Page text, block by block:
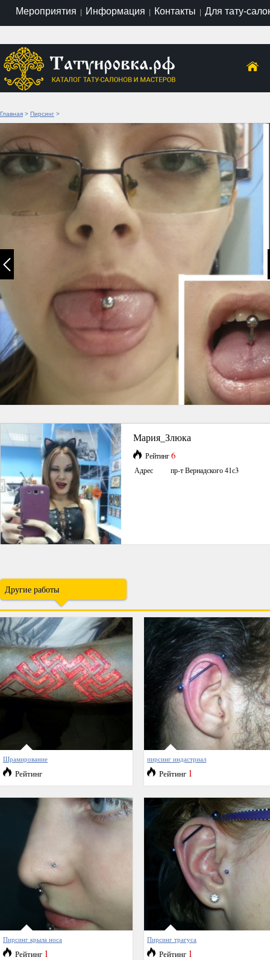
Мероприятия | Информация | Контакты | Для тату-
Главная > Пирсинг >
Мария_Злюка
Рейтинг6
Адрес пр-т Вернадского 41с3
Другие работы
Шрамирование
Рейтинг
пирсинг индастриал
Рейтинг 1
Пирсинг крыла носа
Рейтинг 1
Пирсинг трагуса
Рейтинг 1